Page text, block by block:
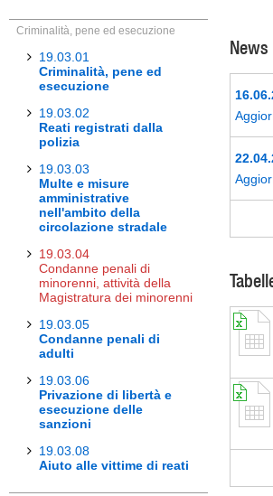
Criminalità, pene ed esecuzione
19.03.01
Criminalità, pene ed
esecuzione
19.03.02
Reati registrati dalla
polizia
19.03.03
Multe e misure
amministrative
nell'ambito della
circolazione stradale
19.03.04
Condanne penali di
minorenni, attività della
Magistratura dei minorenni
19.03.05
Condanne penali di
adulti
19.03.06
Privazione di libertà e
esecuzione delle
sanzioni
19.03.08
Aiuto alle vittime di reati
News